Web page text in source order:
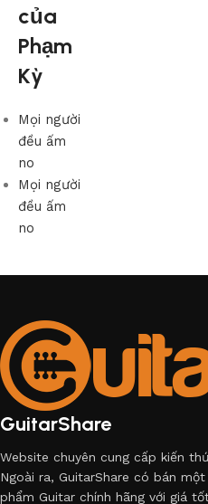
của
Phạm
Kỳ
Mọi người
đều ấm
no
Mọi người
đều ấm
no
GuitarShare
Website chuyên cung cấp kiến
Ngoài ra, GuitarShare có bán một
phẩm Guitar chính hãng với giá